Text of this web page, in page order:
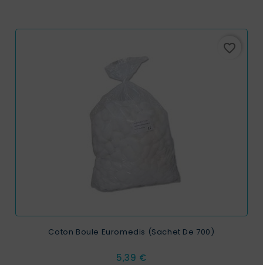
favorite_border
Coton Boule Euromedis (sachet De 700)
Prix
5,39 €